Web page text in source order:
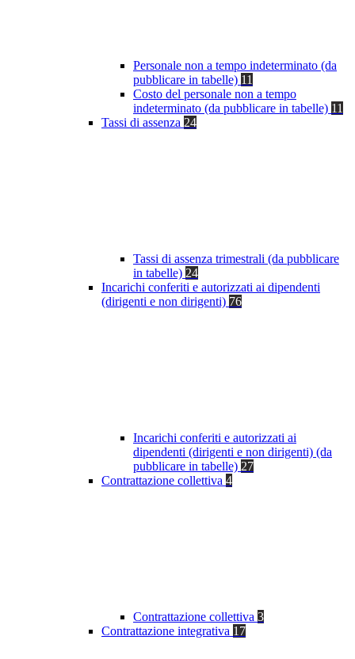
Personale non a tempo indeterminato (da
pubblicare in tabelle) 11
Costo del personale non a tempo
indeterminato (da pubblicare in tabelle) 11
Tassi di assenza 24
Tassi di assenza trimestrali (da pubblicare
in tabelle) 24
Incarichi conferiti e autorizzati ai dipendenti
(dirigenti e non dirigenti) 76
Incarichi conferiti e autorizzati ai
dipendenti (dirigenti e non dirigenti) (da
pubblicare in tabelle) 27
Contrattazione collettiva 4
Contrattazione collettiva 3
Contrattazione integrativa 17